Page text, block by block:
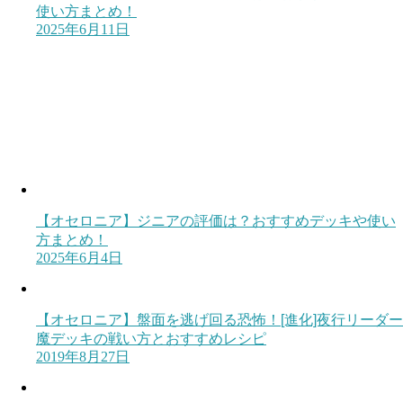
使い方まとめ！
2025年6月11日
【オセロニア】ジニアの評価は？おすすめデッキや使い
方まとめ！
2025年6月4日
【オセロニア】盤面を逃げ回る恐怖！[進化]夜行リーダー
魔デッキの戦い方とおすすめレシピ
2019年8月27日